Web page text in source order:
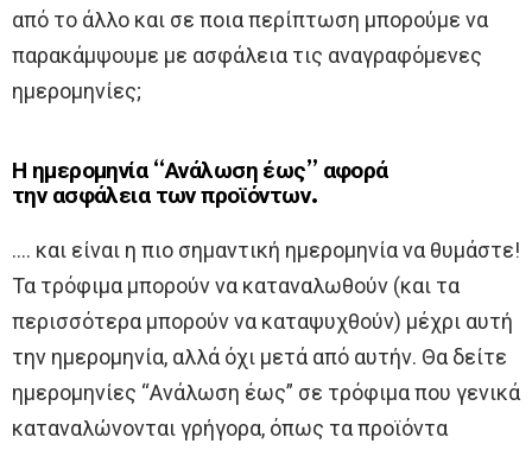
από το άλλο και σε ποια περίπτωση μπορούμε να
παρακάμψουμε με ασφάλεια τις αναγραφόμενες
ημερομηνίες;
Η ημερομηνία “Ανάλωση έως” αφορά
την ασφάλεια των προϊόντων.
…. και είναι η πιο σημαντική ημερομηνία να θυμάστε!
Τα τρόφιμα μπορούν να καταναλωθούν (και τα
περισσότερα μπορούν να καταψυχθούν) μέχρι αυτή
την ημερομηνία, αλλά όχι μετά από αυτήν. Θα δείτε
ημερομηνίες “Ανάλωση έως” σε τρόφιμα που γενικά
καταναλώνονται γρήγορα, όπως τα προϊόντα